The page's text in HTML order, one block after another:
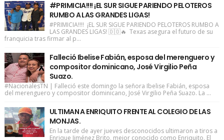
#PRIMICIA!!!! ¡EL SUR SIGUE PARIENDO PELOTEROS
RUMBO A LAS GRANDES LIGAS!
#PRIMICIA!!!! ¡EL SUR SIGUE PARIENDO PELOTEROS RUMBO A
LAS GRANDES LIGAS! 🇩🇴🔥 Texas asegura el futuro de su
franquicia tras firmar al p...
Falleció Ibelise Fabián, esposa del merenguero y
compositor dominicano, José Virgilio Peña
Suazo.
#NacionalesTN | Falleció este domingo la señora Ibelise Fabián, esposa
del merenguero y compositor dominicano, José Virgilio Peña Suazo. La ...
ULTIMAN A ENRIQUITO FRENTE AL COLEGIO DE LAS
MONJAS.
En la tarde de ayer jueves desconocidos ultimaron a tiros a
Enrique Jiménez Brito, mejor conocido como Enriquito. El